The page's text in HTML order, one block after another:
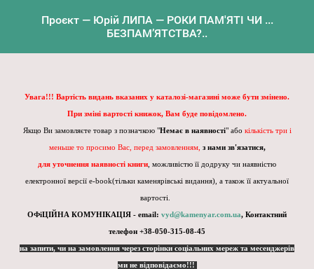
Проєкт — Юрій ЛИПА — РОКИ ПАМ'ЯТІ ЧИ ...
БЕЗПАМ’ЯТСТВА?..
Увага!!! Вартість видань вказаних у каталозі-магазині може бути змінено.
При зміні вартості книжок, Вам буде повідомлено.
Якщо Ви замовляєте товар з позначкою "Немає в наявності" або кількість три і
меньше то просимо Вас, перед замовленням, з нами зв'язатися,
для уточнення наявності книги , можливістю її додруку чи наявністю
електронної версії e-book(тільки каменярівські видання), а також її актуальної
вартості.
ОФіЦІЙНА КОМУНІКАЦІЯ - email: vyd@kamenyar.com.ua, Контактний
телефон +38-050-315-08-45
на запити, чи на замовлення через сторінки соціальних мереж та месенджерів
ми не відповідаємо!!!